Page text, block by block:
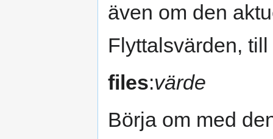
även om den
Flyttalsvärden,
files:värde
Börja om med